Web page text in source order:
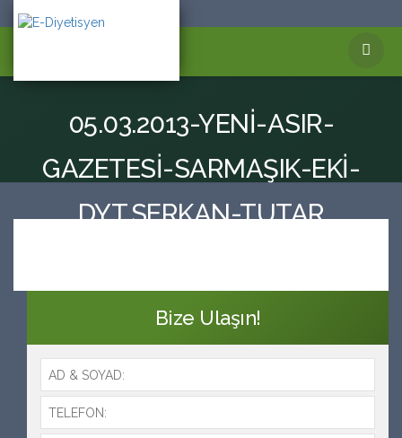
05.03.2013-YENİ-ASIR-
GAZETESİ-SARMAŞIK-EKİ-
DYT.SERKAN-TUTAR
Bize Ulaşın!